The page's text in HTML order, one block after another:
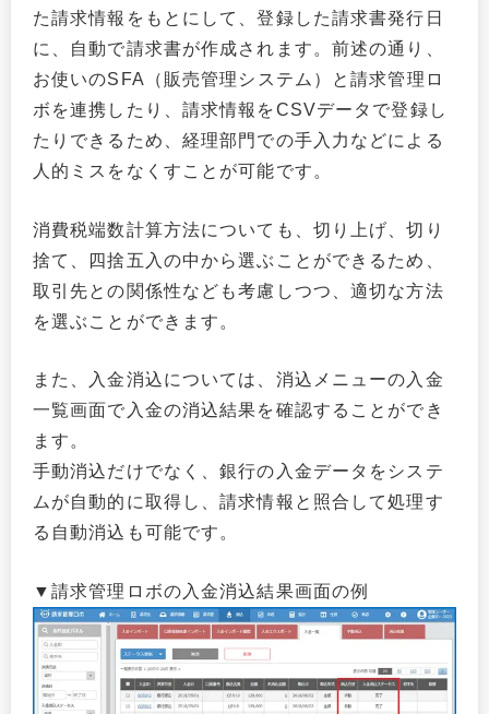
た請求情報をもとにして、登録した請求書発行日
に、自動で請求書が作成されます。前述の通り、
お使いのSFA（販売管理システム）と請求管理ロ
ボを連携したり、請求情報をCSVデータで登録し
たりできるため、経理部門での手入力などによる
人的ミスをなくすことが可能です。
消費税端数計算方法についても、切り上げ、切り
捨て、四捨五入の中から選ぶことができるため、
取引先との関係性なども考慮しつつ、適切な方法
を選ぶことができます。
また、入金消込については、消込メニューの入金
一覧画面で入金の消込結果を確認することができ
ます。
手動消込だけでなく、銀行の入金データをシステ
ムが自動的に取得し、請求情報と照合して処理す
る自動消込も可能です。
▼請求管理ロボの入金消込結果画面の例